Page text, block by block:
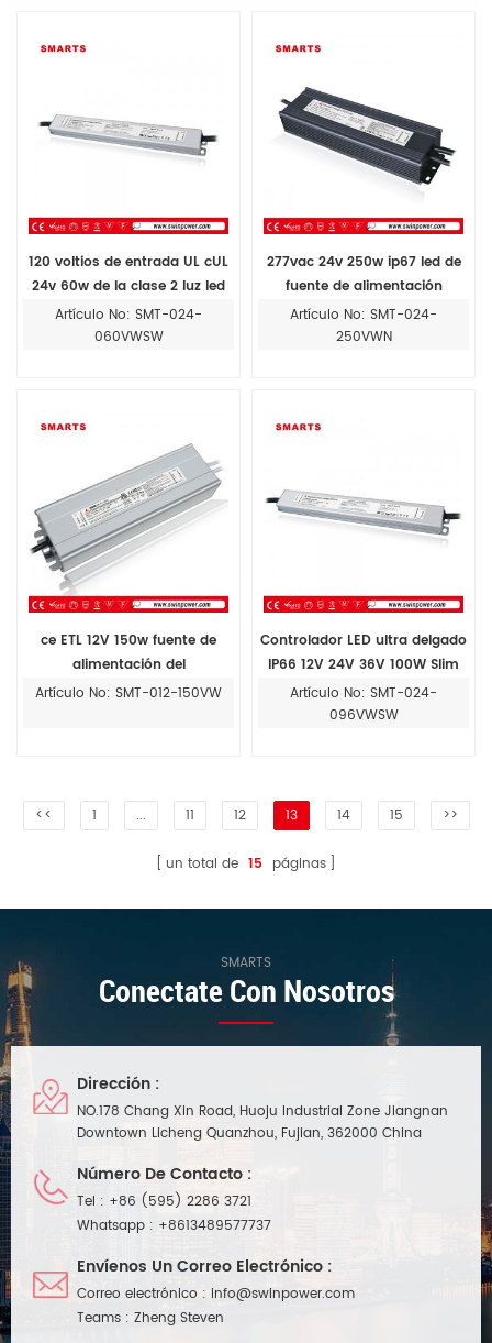
120 voltios de entrada UL cUL
24v 60w de la clase 2 luz led
fuente de alimentación
impermeable
Artículo No: SMT-024-
060VWSW
277vac 24v 250w ip67 led de
fuente de alimentación
Artículo No: SMT-024-
250VWN
ce ETL 12V 150w fuente de
alimentación del
transformador de iluminación
Artículo No: SMT-012-150VW
Controlador LED ultra delgado
IP66 12V 24V 36V 100W Slim
para luz LED Techo
Artículo No: SMT-024-
096VWSW
<< 1 ... 11 12 13 14 15 >>
un total de 15 páginas
SMARTS
Conectate Con Nosotros
Dirección :
NO.178 Chang Xin Road, Huoju Industrial Zone Jiangnan
Downtown Licheng Quanzhou, Fujian, 362000 China
Número De Contacto :
Tel : +86 (595) 2286 3721
Whatsapp : +8613489577737
Envíenos Un Correo Electrónico :
Correo electrónico : info@swinpower.com
Teams : Zheng Steven